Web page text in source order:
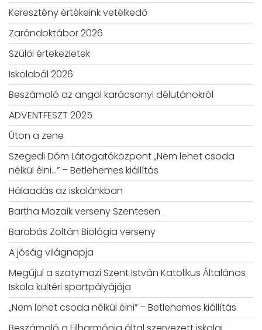
Keresztény értékeink vetélkedő
Zarándoktábor 2026
Szülői értekezletek
Iskolabál 2026
Beszámoló az angol karácsonyi délutánokról
ADVENTFESZT 2025
Úton a zene
Szegedi Dóm Látogatóközpont „Nem lehet csoda
nélkül élni…” – Betlehemes kiállítás
Hálaadás az iskolánkban
Bartha Mozaik verseny Szentesen
Barabás Zoltán Biológia verseny
A jóság világnapja
Megújul a szatymazi Szent István Katolikus Általános
Iskola kültéri sportpályájája
„Nem lehet csoda nélkül élni” – Betlehemes kiállítás